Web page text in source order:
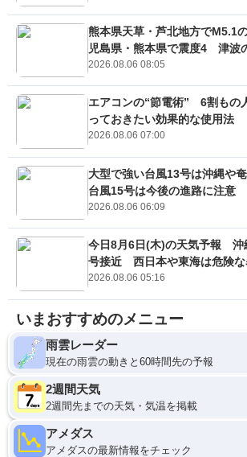
熊本県天草・芦北地方でM5.1
児島県・熊本県で震度4 津波
2026.08.06 08:05
エアコンの“節電術” 6割も
っておきたい効果的な使用法
2026.08.06 07:00
大型で強い台風13号は沖縄や
台風15号は今後の進路に注意
2026.08.06 06:09
今日8月6日(木)の天気予報 沖
号接近 西日本や東海は危険な
2026.08.06 05:16
いまおすすめのメニュー
雨雲レーダー
現在の雨雲の動きと60時間先の予報
2週間天気
2週間先までの天気・気温を掲載
アメダス
アメダスの最新情報をチェック